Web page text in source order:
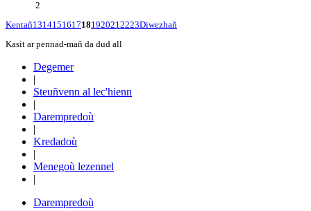
2
Kentañ1314151617181920212223Diwezhañ
Kasit ar pennad-mañ da dud all
Degemer
|
Steuñvenn al lec'hienn
|
Darempredoù
|
Kredadoù
|
Menegoù lezennel
|
Darempredoù